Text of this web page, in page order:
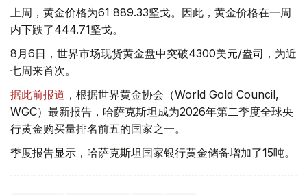
上周，黄金价格为61 889.33坚戈。因此，黄金价格在一周
内下跌了444.71坚戈。
8月6日，世界市场现货黄金盘中突破4300美元/盎司，为近
七周来首次。
据此前报道 ，根据世界黄金协会（World Gold Council,
WGC）最新报告，哈萨克斯坦成为2026年第二季度全球央
行黄金购买量排名前五的国家之一。
季度报告显示，哈萨克斯坦国家银行黄金储备增加了15吨。